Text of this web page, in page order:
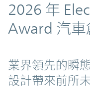
2026 年
Award 汽車
業界領先的瞬
設計帶來前所